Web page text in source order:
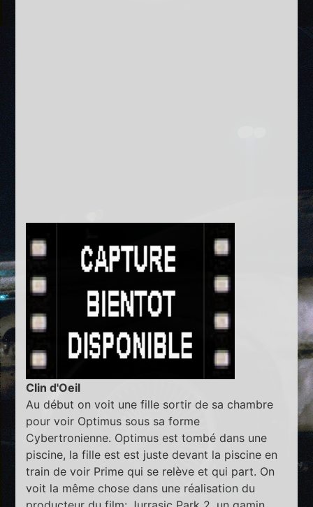
Clin d'Oeil
Au début on voit une fille sortir de sa chambre
pour voir Optimus sous sa forme
Cybertronienne. Optimus est tombé dans une
piscine, la fille est est juste devant la piscine en
train de voir Prime qui se relève et qui part. On
voit la même chose dans une réalisation du